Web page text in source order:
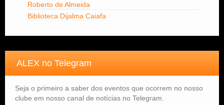
Roberto de Almeida
Biblioteca Dijalma Caiafa
ALEX no Telegram
Seja o primeiro a saber dos eventos que ocorrem no nosso
clube em nosso canal de notícias no Telegram.